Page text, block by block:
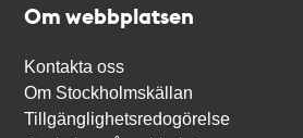
Om webbplatsen
Kontakta oss
Om Stockholmskällan
Tillgänglighetsredogörelse